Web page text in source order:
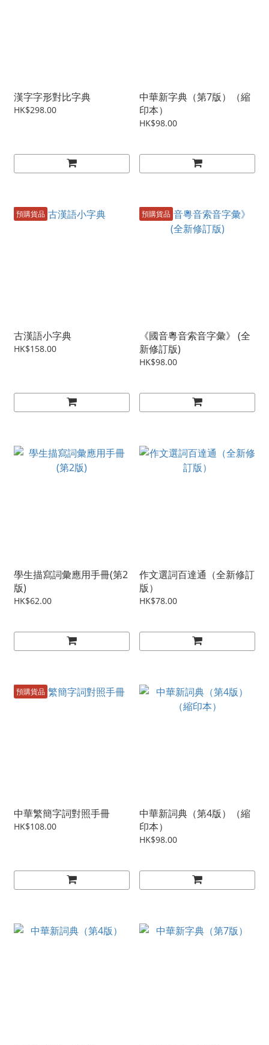
漢字字形對比字典
HK$298.00
中華新字典（第7版）（縮
印本）
HK$98.00
預購貨品
古漢語小字典
HK$158.00
預購貨品
《國音粵音索音字彙》 (全
新修訂版)
HK$98.00
學生描寫詞彙應用手冊(第2
版)
HK$62.00
作文選詞百達通（全新修訂
版）
HK$78.00
預購貨品
中華繁簡字詞對照手冊
HK$108.00
中華新詞典（第4版）（縮
印本）
HK$98.00